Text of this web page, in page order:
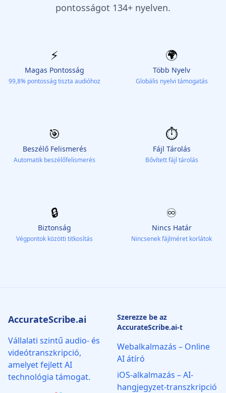
pontosságot 134+ nyelven.
⚡️
Magas Pontosság
99,8% pontosság tiszta audióhoz
🌍
Több Nyelv
Globális nyelvi támogatás
🎯
Beszélő Felismerés
Automatik beszélőfelismerés
⏱️
Fájl Tárolás
Bővített fájl tárolás
🔒
Biztonság
Végpontok közötti titkosítás
♾️
Nincs Határ
Nincsenek fájlméret korlátok
AccurateScribe.ai
Vállalati szintű audio- és
videótranszkripció,
amelyet fejlett AI
technológia támogat.
Szerezze be az
AccurateScribe.ai-t
Webalkalmazás – Online
AI átíró
iOS-alkalmazás – AI-
hangjegyzet-transzkripció